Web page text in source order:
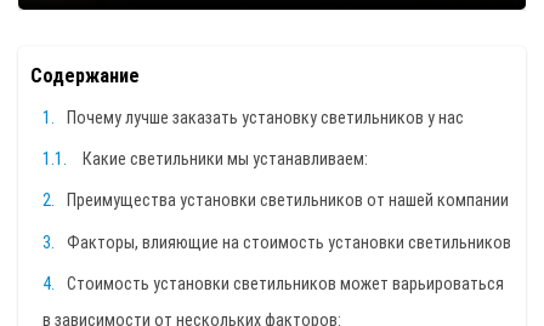
Содержание
Почему лучше заказать установку светильников у нас
Какие светильники мы устанавливаем:
Преимущества установки светильников от нашей компании
Факторы, влияющие на стоимость установки светильников
Стоимость установки светильников может варьироваться
в зависимости от нескольких факторов: